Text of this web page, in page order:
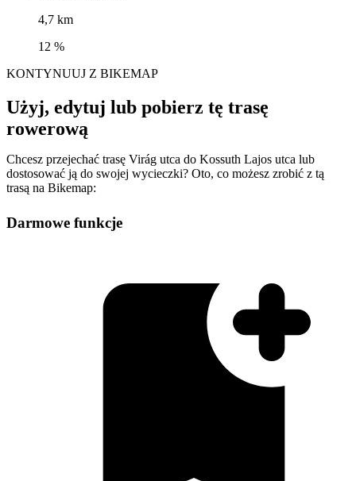
4,7 km
12 %
KONTYNUUJ Z BIKEMAP
Użyj, edytuj lub pobierz tę trasę
rowerową
Chcesz przejechać trasę Virág utca do Kossuth Lajos utca lub
dostosować ją do swojej wycieczki? Oto, co możesz zrobić z tą
trasą na Bikemap:
Darmowe funkcje